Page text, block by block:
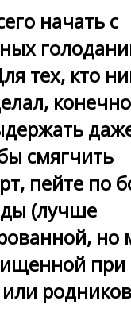
начать с
тех, кто
смягчить
пейте по
(лучше
но